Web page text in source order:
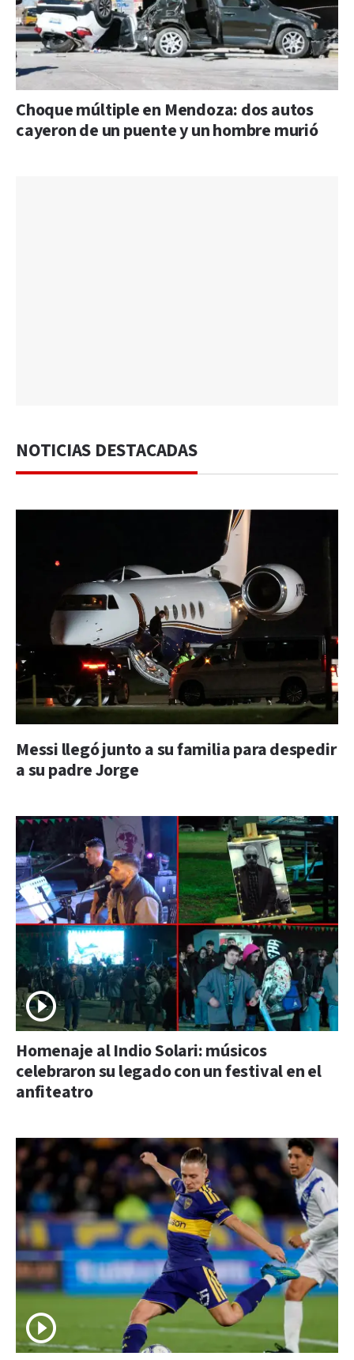
Choque múltiple en Mendoza: dos autos
cayeron de un puente y un hombre murió
NOTICIAS DESTACADAS
Messi llegó junto a su familia para despedir
a su padre Jorge
Homenaje al Indio Solari: músicos
celebraron su legado con un festival en el
anfiteatro